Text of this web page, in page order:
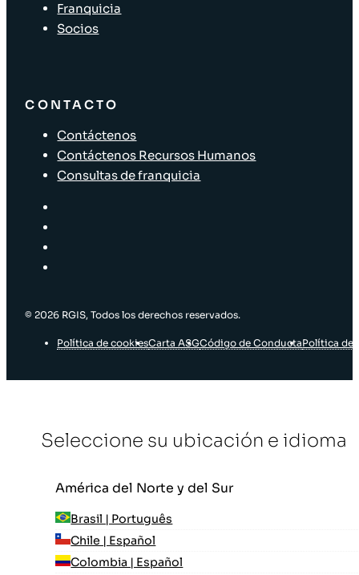
Franquicia
Socios
CONTACTO
Contáctenos
Contáctenos Recursos Humanos
Consultas de franquicia
© 2026 RGIS, Todos los derechos reservados.
Política de cookiesCarta ASGCódigo de ConductaPolítica de
Seleccione su ubicación e idioma
América del Norte y del Sur
Brasil | Português
Chile | Español
Colombia | Español